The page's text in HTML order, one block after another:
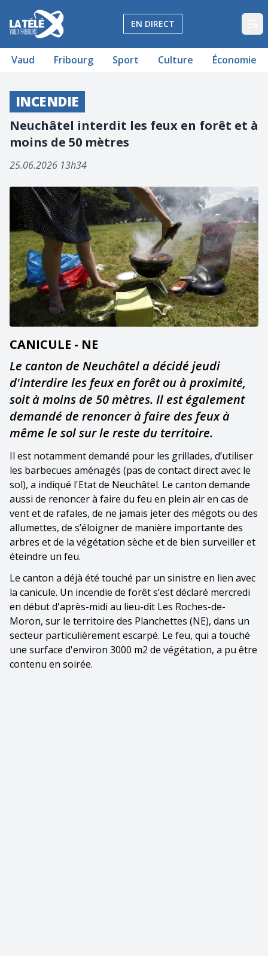
La Télé - Télévision régionale Vaud et Fribourg
EN DIRECT
Vaud Fribourg Sport Culture Économie
INCENDIE
Neuchâtel interdit les feux en forêt et à
moins de 50 mètres
25.06.2026 13h34
CANICULE - NE
Le canton de Neuchâtel a décidé jeudi
d'interdire les feux en forêt ou à proximité,
soit à moins de 50 mètres. Il est également
demandé de renoncer à faire des feux à
même le sol sur le reste du territoire.
Il est notamment demandé pour les grillades, d’utiliser
les barbecues aménagés (pas de contact direct avec le
sol), a indiqué l'Etat de Neuchâtel. Le canton demande
aussi de renoncer à faire du feu en plein air en cas de
vent et de rafales, de ne jamais jeter des mégots ou des
allumettes, de s’éloigner de manière importante des
arbres et de la végétation sèche et de bien surveiller et
éteindre un feu.
Le canton a déjà été touché par un sinistre en lien avec
la canicule. Un incendie de forêt s’est déclaré mercredi
en début d'après-midi au lieu-dit Les Roches-de-
Moron, sur le territoire des Planchettes (NE), dans un
secteur particulièrement escarpé. Le feu, qui a touché
une surface d'environ 3000 m2 de végétation, a pu être
contenu en soirée.